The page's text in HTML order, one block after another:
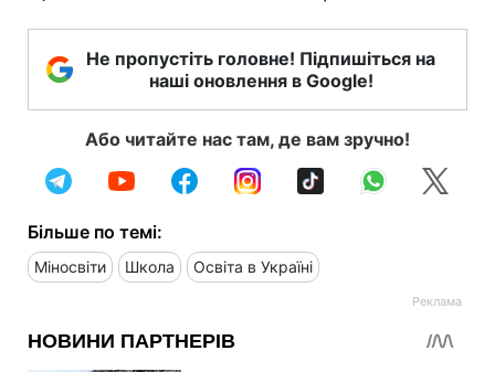
Не пропустіть головне! Підпишіться на
наші оновлення в Google!
Або читайте нас там, де вам зручно!
Більше по темі:
Міносвіти Школа Освіта в Україні